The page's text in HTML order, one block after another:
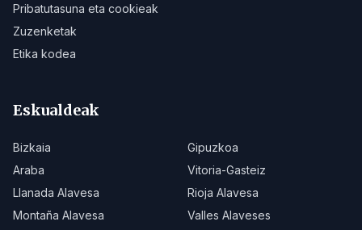
Pribatutasuna eta cookieak
Zuzenketak
Etika kodea
Eskualdeak
Bizkaia
Gipuzkoa
Araba
Vitoria-Gasteiz
Llanada Alavesa
Rioja Alavesa
Montaña Alavesa
Valles Alaveses